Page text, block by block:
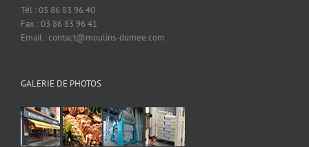
Tél : 03 86 83 96 40
Fax : 03 86 83 96 41
Email : contact@moulins-dumee.com
GALERIE DE PHOTOS